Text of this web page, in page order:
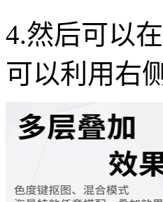
4.然后可以
可以利用右